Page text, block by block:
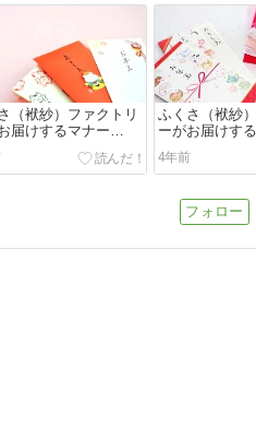
（袱紗）ファクトリ
届けするマナー
〜お年玉の由来とマ
〜
ふくさ（袱紗
ーがお届けす
BLOG〜お年
ナー①〜
4年前